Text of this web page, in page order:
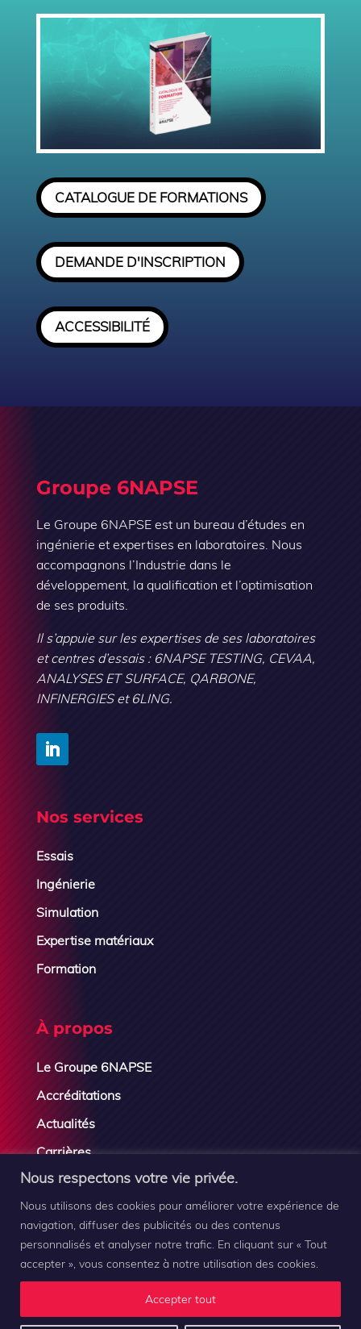
Nous respectons votre vie privée.
Nous utilisons des cookies pour améliorer votre expérience de
navigation, diffuser des publicités ou des contenus
personnalisés et analyser notre trafic. En cliquant sur « Tout
accepter », vous consentez à notre utilisation des cookies.
Accepter tout
CATALOGUE DE FORMATIONS
DEMANDE D'INSCRIPTION
ACCESSIBILITÉ
Groupe 6NAPSE
Le Groupe 6NAPSE est un bureau d’études en
ingénierie et expertises en laboratoires. Nous
accompagnons l’Industrie dans le
développement, la qualification et l’optimisation
de ses produits.
Il s’appuie sur les expertises de ses laboratoires
et centres d’essais : 6NAPSE TESTING, CEVAA,
ANALYSES ET SURFACE, QARBONE,
INFINERGIES et 6LING.
Nos services
Essais
Ingénierie
Simulation
Expertise matériaux
Formation
À propos
Le Groupe 6NAPSE
Accréditations
Actualités
Carrières
Contactez-nous